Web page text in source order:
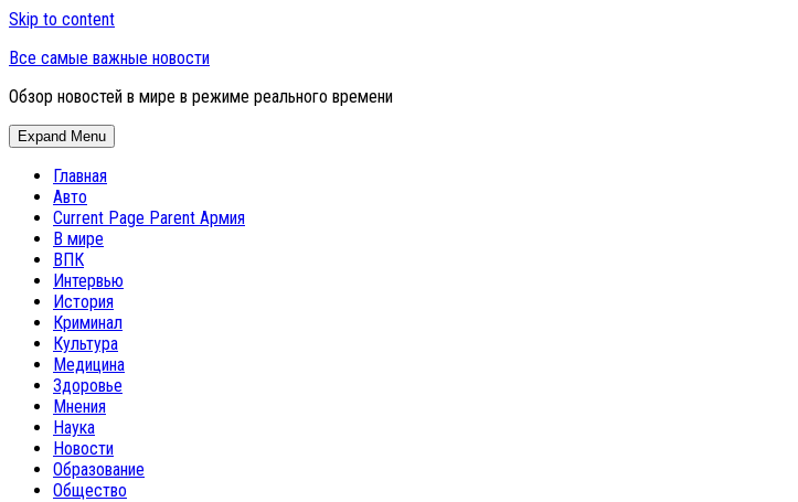
Skip to content
Все самые важные новости
Обзор новостей в мире в режиме реального времени
Expand Menu
Главная
Авто
Current Page Parent Армия
В мире
ВПК
Интервью
История
Криминал
Культура
Медицина
Здоровье
Мнения
Наука
Новости
Образование
Общество